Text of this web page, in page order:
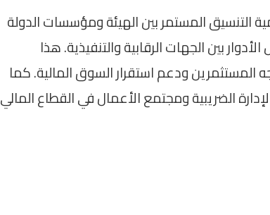
التنسيق المستمر بين الهيئة ومؤسسات الدولة
بين الجهات الرقابية والتنفيذية. هذا
المستثمرين ودعم استقرار السوق المالية. كما
الضريبية ومجتمع الأعمال في القطاع المالي